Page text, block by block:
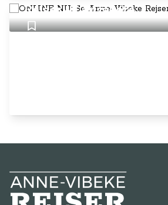
Rejser - Lanzarote
Anne-Vibeke Rejser